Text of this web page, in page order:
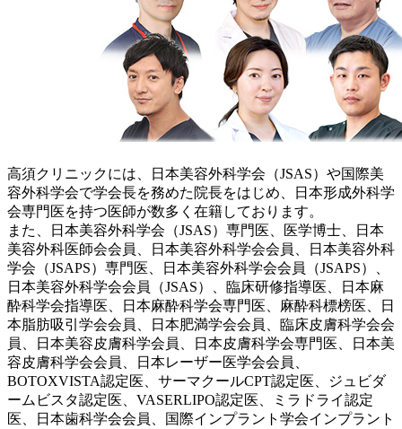
高須クリニックには、日本美容外科学会（JSAS）や国際美
容外科学会で学会長を務めた院長をはじめ、日本形成外科学
会専門医を持つ医師が数多く在籍しております。
また、日本美容外科学会（JSAS）専門医、医学博士、日本
美容外科医師会会員、日本美容外科学会会員、日本美容外科
学会（JSAPS）専門医、日本美容外科学会会員（JSAPS）、
日本美容外科学会会員（JSAS）、臨床研修指導医、日本麻
酔科学会指導医、日本麻酔科学会専門医、麻酔科標榜医、日
本脂肪吸引学会会員、日本肥満学会会員、臨床皮膚科学会会
員、日本美容皮膚科学会員、日本皮膚科学会専門医、日本美
容皮膚科学会会員、日本レーザー医学会会員、
BOTOXVISTA認定医、サーマクールCPT認定医、ジュビダ
ームビスタ認定医、VASERLIPO認定医、ミラドライ認定
医、日本歯科学会会員、国際インプラント学会インプラント